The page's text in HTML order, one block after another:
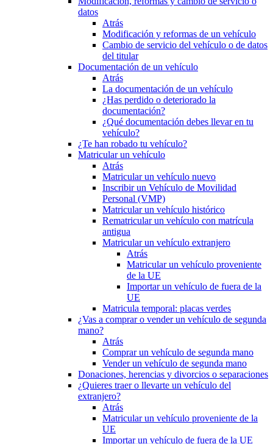
datos
Atrás
Modificación y reformas de un vehículo
Cambio de servicio del vehículo o de datos
del titular
Documentación de un vehículo
Atrás
La documentación de un vehículo
¿Has perdido o deteriorado la
documentación?
¿Qué documentación debes llevar en tu
vehículo?
¿Te han robado tu vehículo?
Matricular un vehículo
Atrás
Matricular un vehículo nuevo
Inscribir un Vehículo de Movilidad
Personal (VMP)
Matricular un vehículo histórico
Rematricular un vehículo con matrícula
antigua
Matricular un vehículo extranjero
Atrás
Matricular un vehículo proveniente
de la UE
Importar un vehículo de fuera de la
UE
Matricula temporal: placas verdes
¿Vas a comprar o vender un vehículo de segunda
mano?
Atrás
Comprar un vehículo de segunda mano
Vender un vehículo de segunda mano
Donaciones, herencias y divorcios o separaciones
¿Quieres traer o llevarte un vehículo del
extranjero?
Atrás
Matricular un vehículo proveniente de la
UE
Importar un vehículo de fuera de la UE